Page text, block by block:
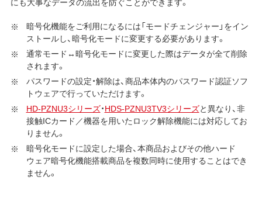
暗号化機能をご利用になるには「モードチェンジャー」をイン
ストールし、暗号化モードに変更する必要があります。
通常モード↔暗号化モードに変更した際はデータが全て削除
されます。
パスワードの設定・解除は、商品本体内のパスワード認証ソフ
トウェアで行っていただけます。
HD-PZNU3シリーズ・HDS-PZNU3TV3シリーズと異なり、非
接触ICカード／機器を用いたロック解除機能には対応してお
りません。
暗号化モードに設定した場合、本商品およびその他ハード
ウェア暗号化機能搭載商品を複数同時に使用することはでき
ません。